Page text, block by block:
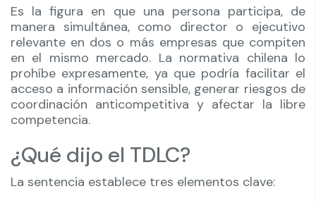
Es la figura en que una persona participa, de
manera simultánea, como director o ejecutivo
relevante en dos o más empresas que compiten
en el mismo mercado. La normativa chilena lo
prohíbe expresamente, ya que podría facilitar el
acceso a información sensible, generar riesgos de
coordinación anticompetitiva y afectar la libre
competencia.
¿Qué dijo el TDLC?
La sentencia establece tres elementos clave: